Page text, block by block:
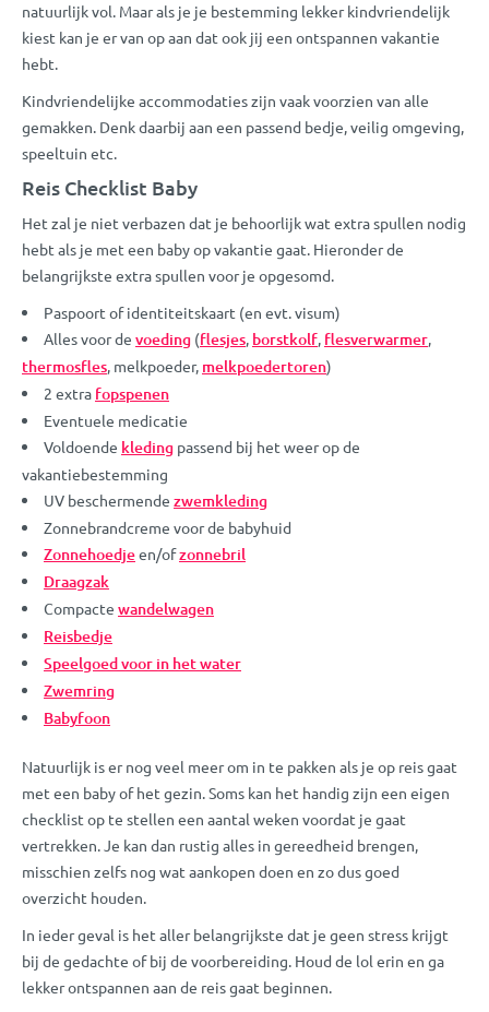
natuurlijk vol. Maar als je je bestemming lekker kindvriendelijk
kiest kan je er van op aan dat ook jij een ontspannen vakantie
hebt.
Kindvriendelijke accommodaties zijn vaak voorzien van alle
gemakken. Denk daarbij aan een passend bedje, veilig omgeving,
speeltuin etc.
Reis Checklist Baby
Het zal je niet verbazen dat je behoorlijk wat extra spullen nodig
hebt als je met een baby op vakantie gaat. Hieronder de
belangrijkste extra spullen voor je opgesomd.
Paspoort of identiteitskaart (en evt. visum)
Alles voor de voeding (flesjes, borstkolf, flesverwarmer,
thermosfles, melkpoeder, melkpoedertoren)
2 extra fopspenen
Eventuele medicatie
Voldoende kleding passend bij het weer op de
vakantiebestemming
UV beschermende zwemkleding
Zonnebrandcreme voor de babyhuid
Zonnehoedjeen/ofzonnebril
Draagzak
Compacte wandelwagen
Reisbedje
Speelgoed voor in het water
Zwemring
Babyfoon
Natuurlijk is er nog veel meer om in te pakken als je op reis gaat
met een baby of het gezin. Soms kan het handig zijn een eigen
checklist op te stellen een aantal weken voordat je gaat
vertrekken. Je kan dan rustig alles in gereedheid brengen,
misschien zelfs nog wat aankopen doen en zo dus goed
overzicht houden.
In ieder geval is het aller belangrijkste dat je geen stress krijgt
bij de gedachte of bij de voorbereiding. Houd de lol erin en ga
lekker ontspannen aan de reis gaat beginnen.